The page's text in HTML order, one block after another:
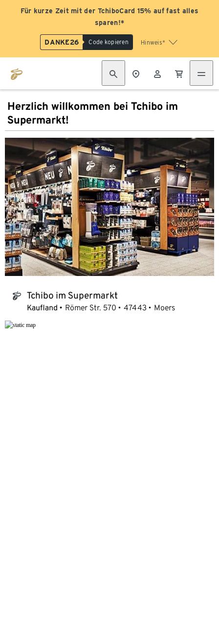
Für kurze Zeit mit der TchiboCard 15% auf fast alles
sparen!*
DANKE26 Code kopieren Hinweis*
Herzlich willkommen bei Tchibo im
Supermarkt!
tchibo_logo Tchibo im Supermarkt
Kaufland Römer Str. 570 47443 Moers